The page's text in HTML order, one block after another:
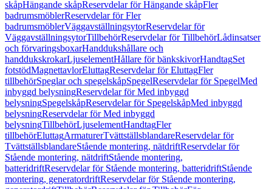
skåpHängande skåpReservdelar för Hängande skåpFler
badrumsmöblerReservdelar för Fler
badrumsmöblerVäggavställningsytorReservdelar för
VäggavställningsytorTillbehörReservdelar för TillbehörLådinsatser
och förvaringsboxarHanddukshållare och
handdukskrokarLjuselementHållare för bänkskivorHandtagSet
fotstödMagnettavlorEluttagReservdelar för EluttagFler
tillbehörSpeglar och spegelskåpSpegelReservdelar för SpegelMed
inbyggd belysningReservdelar för Med inbyggd
belysningSpegelskåpReservdelar för SpegelskåpMed inbyggd
belysningReservdelar för Med inbyggd
belysningTillbehörLjuselementHandtagFler
tillbehörEluttagArmaturerTvättställsblandareReservdelar för
TvättställsblandareStående montering, nätdriftReservdelar för
Stående montering, nätdriftStående montering,
batteridriftReservdelar för Stående montering, batteridriftStående
montering, generatordriftReservdelar för Stående montering,